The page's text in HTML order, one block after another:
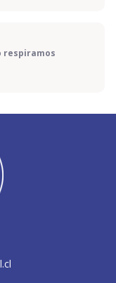
respiramos